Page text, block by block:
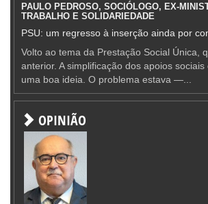
PAULO PEDROSO, SOCIÓLOGO, EX-
TRABALHO E SOLIDARIEDADE
PSU: um regresso à inserção ainda por
Volto ao tema da Prestação Social Única,
anterior. A simplificação dos apoios sociais
uma boa ideia. O problema estava —...
OPINIÃO